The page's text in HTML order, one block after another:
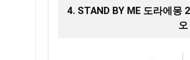
4. STAND BY ME 도라에몽